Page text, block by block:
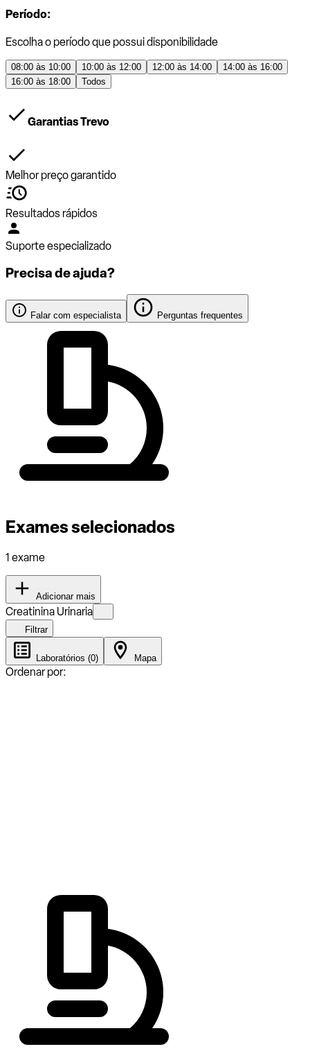
Período:
Escolha o período que possui disponibilidade
08:00 às 10:00 10:00 às 12:00 12:00 às 14:00
14:00 às 16:00
16:00 às 18:00
Todos
Garantias Trevo
Melhor preço garantido
Resultados rápidos
Suporte especializado
Precisa de ajuda?
Falar com especialista Perguntas frequentes
Exames selecionados
1 exame
Adicionar mais
Creatinina Urinaria
Filtrar
Laboratórios (0) Mapa
Ordenar por: